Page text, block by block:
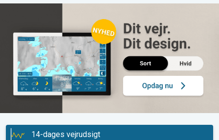
14-dages vejrudsigt